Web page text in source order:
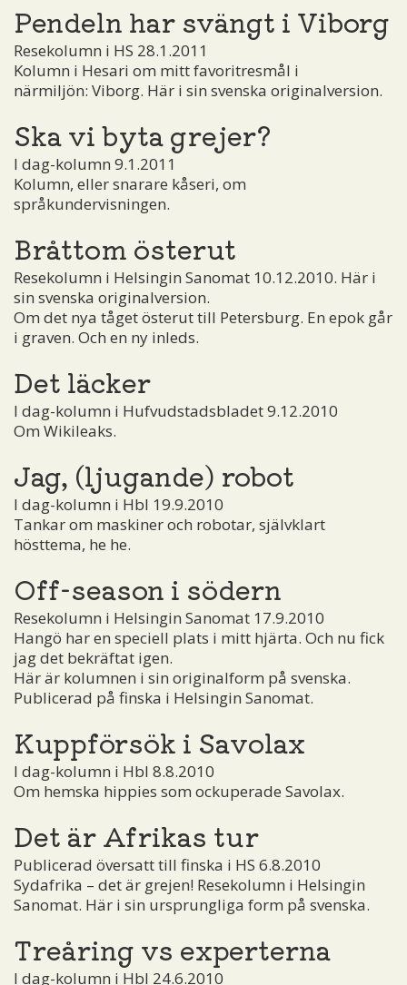
Pendeln har svängt i Viborg
Resekolumn i HS 28.1.2011
Kolumn i Hesari om mitt favoritresmål i
närmiljön: Viborg. Här i sin svenska originalversion.
Ska vi byta grejer?
I dag-kolumn 9.1.2011
Kolumn, eller snarare kåseri, om
språkundervisningen.
Bråttom österut
Resekolumn i Helsingin Sanomat 10.12.2010. Här i
sin svenska originalversion.
Om det nya tåget österut till Petersburg. En epok går
i graven. Och en ny inleds.
Det läcker
I dag-kolumn i Hufvudstadsbladet 9.12.2010
Om Wikileaks.
Jag, (ljugande) robot
I dag-kolumn i Hbl 19.9.2010
Tankar om maskiner och robotar, självklart
hösttema, he he.
Off-season i södern
Resekolumn i Helsingin Sanomat 17.9.2010
Hangö har en speciell plats i mitt hjärta. Och nu fick
jag det bekräftat igen.
Här är kolumnen i sin originalform på svenska.
Publicerad på finska i Helsingin Sanomat.
Kuppförsök i Savolax
I dag-kolumn i Hbl 8.8.2010
Om hemska hippies som ockuperade Savolax.
Det är Afrikas tur
Publicerad översatt till finska i HS 6.8.2010
Sydafrika – det är grejen! Resekolumn i Helsingin
Sanomat. Här i sin ursprungliga form på svenska.
Treåring vs experterna
I dag-kolumn i Hbl 24.6.2010